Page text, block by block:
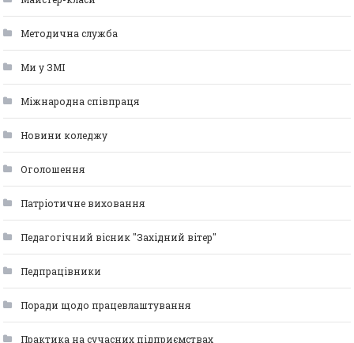
Методична служба
Ми у ЗМІ
Міжнародна співпраця
Новини коледжу
Оголошення
Патріотичне виховання
Педагогічний вісник "Західний вітер"
Педпрацівники
Поради щодо працевлаштування
Практика на сучасних підприємствах